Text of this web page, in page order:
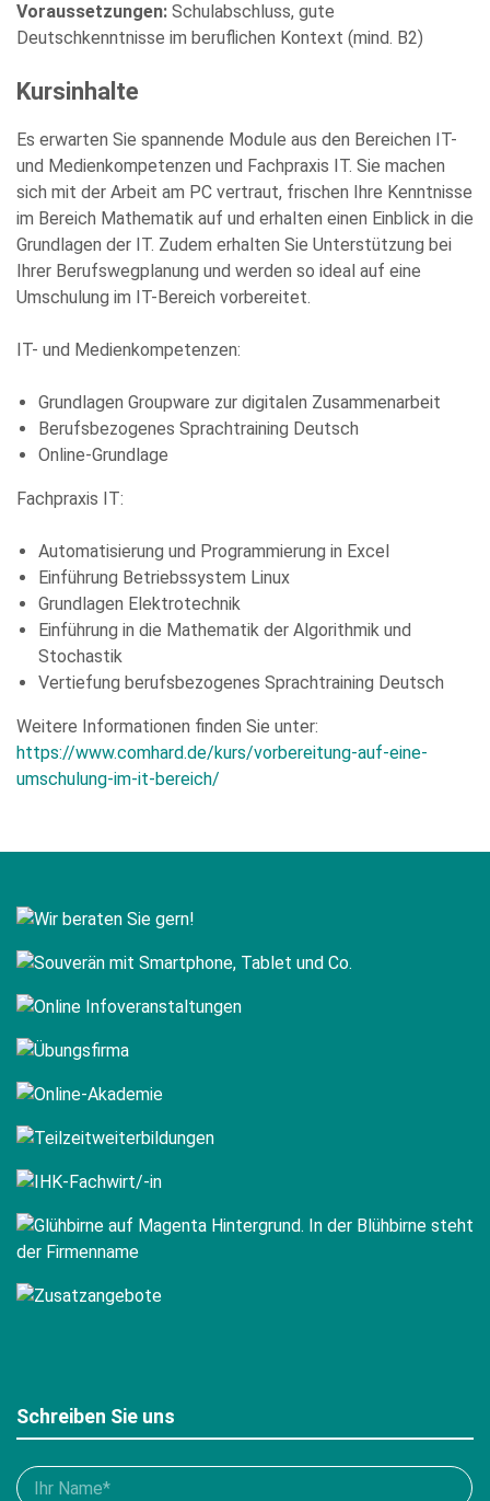
Voraussetzungen: Schulabschluss, gute
Deutschkenntnisse im beruflichen Kontext (mind. B2)
Kursinhalte
Es erwarten Sie spannende Module aus den Bereichen IT-
und Medienkompetenzen und Fachpraxis IT. Sie machen
sich mit der Arbeit am PC vertraut, frischen Ihre Kenntnisse
im Bereich Mathematik auf und erhalten einen Einblick in die
Grundlagen der IT. Zudem erhalten Sie Unterstützung bei
Ihrer Berufswegplanung und werden so ideal auf eine
Umschulung im IT-Bereich vorbereitet.
IT- und Medienkompetenzen:
Grundlagen Groupware zur digitalen Zusammenarbeit
Berufsbezogenes Sprachtraining Deutsch
Online-Grundlage
Fachpraxis IT:
Automatisierung und Programmierung in Excel
Einführung Betriebssystem Linux
Grundlagen Elektrotechnik
Einführung in die Mathematik der Algorithmik und
Stochastik
Vertiefung berufsbezogenes Sprachtraining Deutsch
Weitere Informationen finden Sie unter:
https://www.comhard.de/kurs/vorbereitung-auf-eine-
umschulung-im-it-bereich/
Schreiben Sie uns
Bitte
Die Datenschutzerklärung habe ich zur Kenntnis genommen
und stimme der elektronischen Erhebung und Speicherung
können Sie per E-Mail an info@comhard.de jederzeit für die
Zukunft widerrufen.
Diese Website ist durch reCAPTCHA geschützt und es gelten die
DatenschutzbestimmungenandNutzungsbedingungen von
Google.